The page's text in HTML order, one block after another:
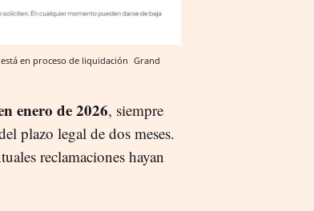
en proceso de liquidación Grand
enero de 2026, siempre
plazo legal de dos meses.
reclamaciones hayan